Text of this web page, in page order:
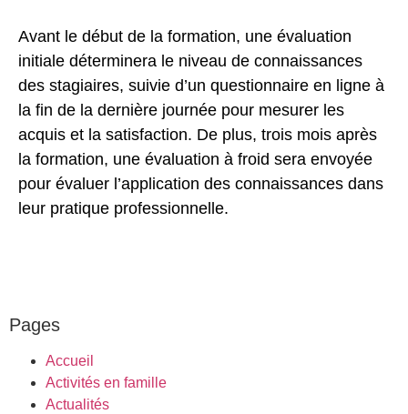
Avant le début de la formation, une évaluation
initiale déterminera le niveau de connaissances
des stagiaires, suivie d’un questionnaire en ligne à
la fin de la dernière journée pour mesurer les
acquis et la satisfaction. De plus, trois mois après
la formation, une évaluation à froid sera envoyée
pour évaluer l’application des connaissances dans
leur pratique professionnelle.
Pages
Accueil
Activités en famille
Actualités